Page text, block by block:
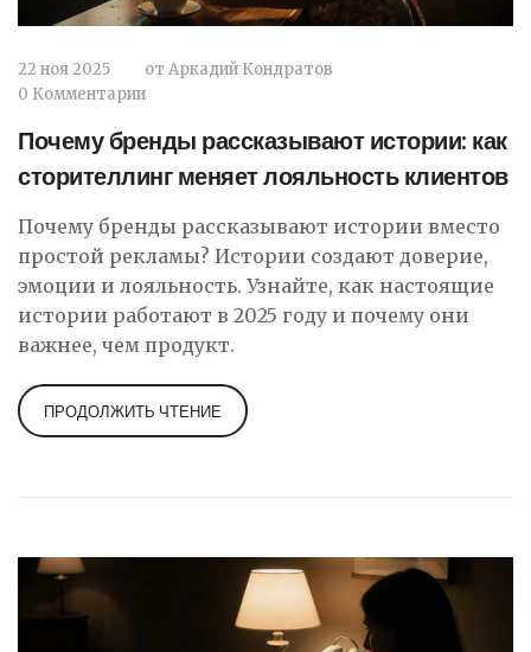
22 ноя 2025 от Аркадий Кондратов
0 Комментарии
Почему бренды рассказывают истории: как
сторителлинг меняет лояльность клиентов
Почему бренды рассказывают истории вместо
простой рекламы? Истории создают доверие,
эмоции и лояльность. Узнайте, как настоящие
истории работают в 2025 году и почему они
важнее, чем продукт.
ПРОДОЛЖИТЬ ЧТЕНИЕ